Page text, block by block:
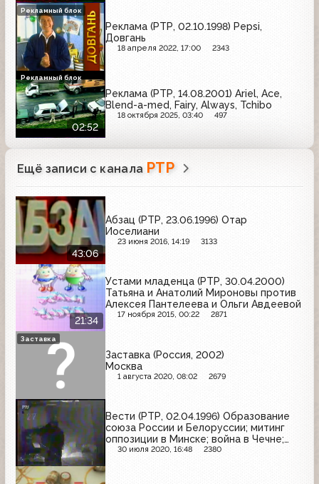
Реклама (РТР, 02.10.1998) Pepsi,
Довгань
18 апреля 2022, 17:00 2343
Рекламный блок
02:52
Реклама (РТР, 14.08.2001) Ariel, Ace,
Blend-a-med, Fairy, Always, Tchibo
18 октября 2025, 03:40 497
Рекламный блок
Ещё записи с канала РТР
43:06
Абзац (РТР, 23.06.1996) Отар
Иоселиани
23 июня 2016, 14:19 3133
21:34
Устами младенца (РТР, 30.04.2000)
Татьяна и Анатолий Мироновы против
Алексея Пантелеева и Ольги Авдеевой
17 ноября 2015, 00:22 2871
Заставка (Россия, 2002)
Москва
1 августа 2020, 08:02 2679
Заставка
Вести (РТР, 02.04.1996) Образование
союза России и Белоруссии; митинг
оппозиции в Минске; война в Чечне;
переговоры о мире в Чечне; визит
30 июля 2020, 16:48 2380